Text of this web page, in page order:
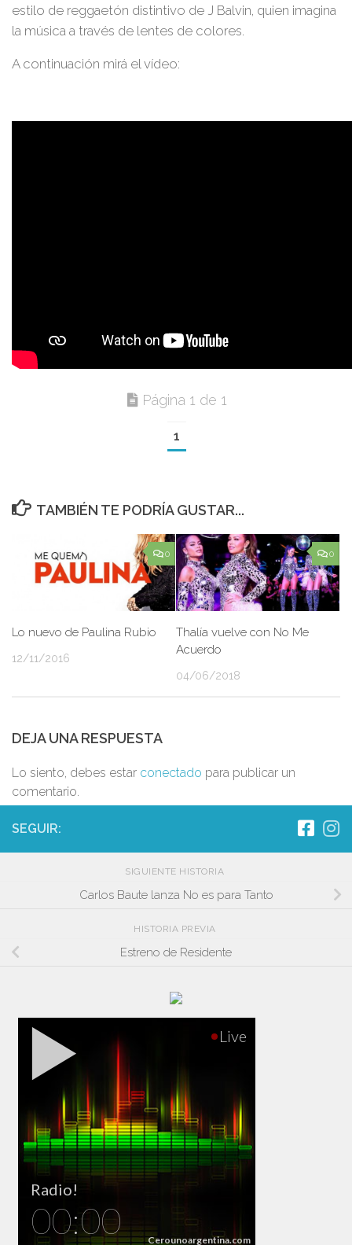
estilo de reggaetón distintivo de J Balvin, quien imagina
la música a través de lentes de colores.
A continuación mirá el vídeo:
Página 1 de 1
1
TAMBIÉN TE PODRÍA GUSTAR...
0
Lo nuevo de Paulina Rubio
12/11/2016
0
Thalía vuelve con No Me
Acuerdo
04/06/2018
DEJA UNA RESPUESTA
Lo siento, debes estar conectado para publicar un
comentario.
SEGUIR:
SIGUIENTE HISTORIA
Carlos Baute lanza No es para Tanto
HISTORIA PREVIA
Estreno de Residente